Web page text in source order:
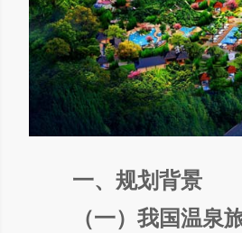
一、规划背景
（一）我国温泉旅